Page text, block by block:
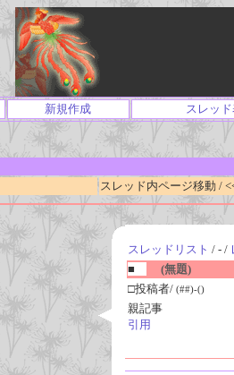
新規作成 スレッ
スレッド内ページ移動 /
スレッドリスト / - /
■
(無題)
□投稿者/ (##)-()
親記事
引用